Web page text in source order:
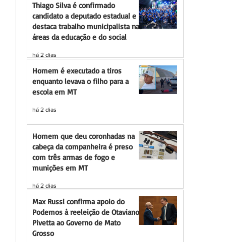
Thiago Silva é confirmado
candidato a deputado estadual e
destaca trabalho municipalista nas
áreas da educação e do social
há 2 dias
Homem é executado a tiros
enquanto levava o filho para a
escola em MT
há 2 dias
Homem que deu coronhadas na
cabeça da companheira é preso
com três armas de fogo e
munições em MT
há 2 dias
Max Russi confirma apoio do
Podemos à reeleição de Otaviano
Pivetta ao Governo de Mato
Grosso